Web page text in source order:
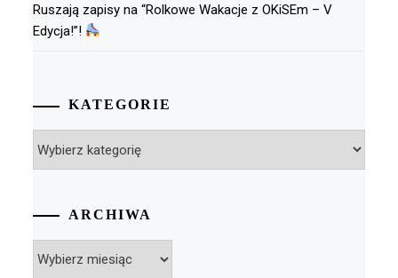
Ruszają zapisy na “Rolkowe Wakacje z OKiSEm – V
Edycja!”!
KATEGORIE
ARCHIWA